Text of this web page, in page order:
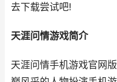
去下载尝试吧!
天涯问情游戏简介
天涯问情手机游戏官网